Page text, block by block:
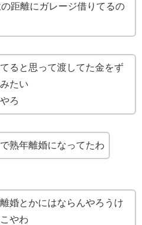
距離にガレージ借りてるの
ると思って渡してた金をず
たい
ろ
熟年離婚になってたわ
婚とかにはならんやろうけ
やわ